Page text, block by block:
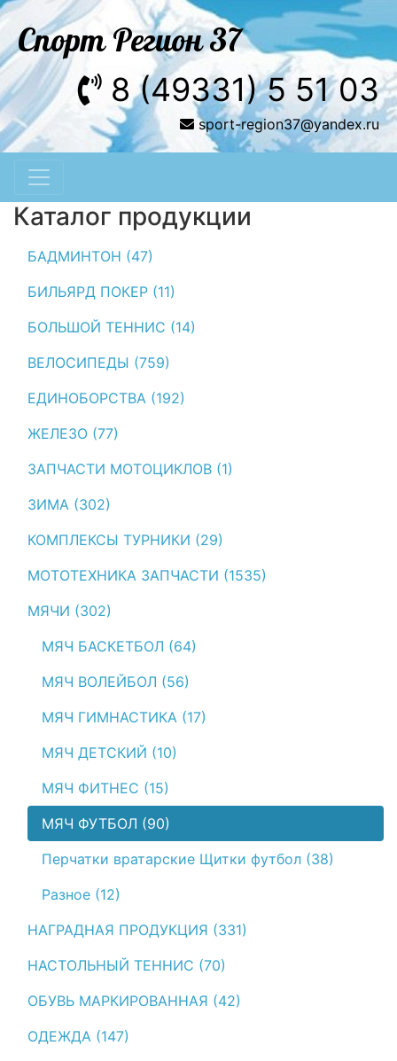
Спорт Регион 37
8 (49331) 5 51 03
sport-region37@yandex.ru
Каталог продукции
БАДМИНТОН (47)
БИЛЬЯРД ПОКЕР (11)
БОЛЬШОЙ ТЕННИС (14)
ВЕЛОСИПЕДЫ (759)
ЕДИНОБОРСТВА (192)
ЖЕЛЕЗО (77)
ЗАПЧАСТИ МОТОЦИКЛОВ (1)
ЗИМА (302)
КОМПЛЕКСЫ ТУРНИКИ (29)
МОТОТЕХНИКА ЗАПЧАСТИ (1535)
МЯЧИ (302)
МЯЧ БАСКЕТБОЛ (64)
МЯЧ ВОЛЕЙБОЛ (56)
МЯЧ ГИМНАСТИКА (17)
МЯЧ ДЕТСКИЙ (10)
МЯЧ ФИТНЕС (15)
МЯЧ ФУТБОЛ (90)
Перчатки вратарские Щитки футбол (38)
Разное (12)
НАГРАДНАЯ ПРОДУКЦИЯ (331)
НАСТОЛЬНЫЙ ТЕННИС (70)
ОБУВЬ МАРКИРОВАННАЯ (42)
ОДЕЖДА (147)